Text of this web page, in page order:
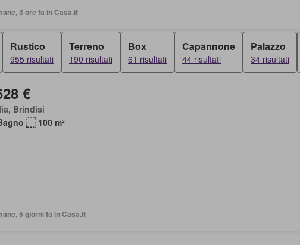
3 ore fa in Casa.it
Rustico
955 risultati
Terreno
190 risultati
Box
61 risultati
Capannone
44 risultati
Palazzo
34 risultati
€
Brindisi
100 m²
5 giorni fa in Casa.it